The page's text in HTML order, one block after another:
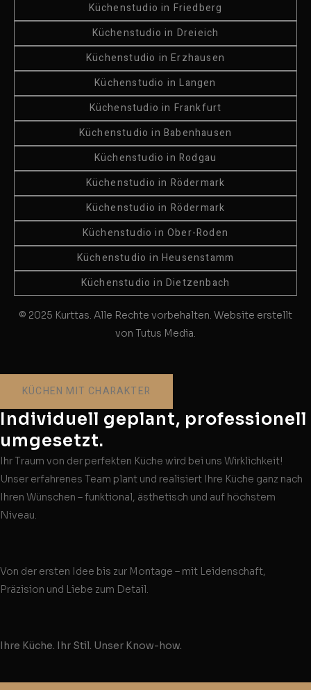
Küchenstudio in Friedberg
Küchenstudio in Dreieich
Küchenstudio in Erzhausen
Küchenstudio in Langen
Küchenstudio in Frankfurt
Küchenstudio in Babenhausen
Küchenstudio in Rodgau
Küchenstudio in Rödermark
Küchenstudio in Rödermark
Küchenstudio in Ober-Roden
Küchenstudio in Heusenstamm
Küchenstudio in Dietzenbach
© 2025 Kurttas. Alle Rechte vorbehalten. Website erstellt
von Tutus Media.
KÜCHEN MIT CHARAKTER
Individuell geplant, professionell
umgesetzt.
Ihr Traum von der perfekten Küche wird bei uns Wirklichkeit!
Unser erfahrenes Team plant und realisiert Ihre Küche ganz nach
Ihren Wünschen – funktional, ästhetisch und auf höchstem
Niveau.
Von der ersten Idee bis zur Montage – mit Leidenschaft,
Präzision und Liebe zum Detail.
Ihre Küche. Ihr Stil. Unser Know-how.